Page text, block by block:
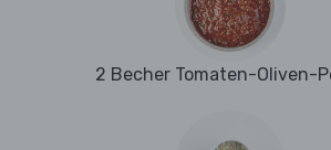
2 Becher Tomaten-Oliven-